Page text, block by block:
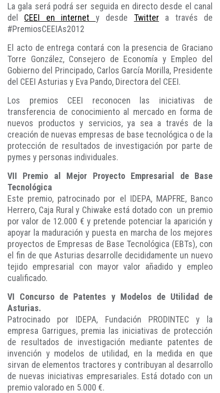
La gala será podrá ser seguida en directo desde el canal
del CEEI en internet y desde Twitter a través de
#PremiosCEEIAs2012
El acto de entrega contará con la presencia de Graciano
Torre González, Consejero de Economía y Empleo del
Gobierno del Principado, Carlos García Morilla, Presidente
del CEEI Asturias y Eva Pando, Directora del CEEI.
Los premios CEEI reconocen las iniciativas de
transferencia de conocimiento al mercado en forma de
nuevos productos y servicios, ya sea a través de la
creación de nuevas empresas de base tecnológica o de la
protección de resultados de investigación por parte de
pymes y personas individuales.
VII Premio al Mejor Proyecto Empresarial de Base
Tecnológica
Este premio, patrocinado por el IDEPA, MAPFRE, Banco
Herrero, Caja Rural y Chiwake está dotado con un premio
por valor de 12.000 € y pretende potenciar la aparición y
apoyar la maduración y puesta en marcha de los mejores
proyectos de Empresas de Base Tecnológica (EBTs), con
el fin de que Asturias desarrolle decididamente un nuevo
tejido empresarial con mayor valor añadido y empleo
cualificado.
VI Concurso de Patentes y Modelos de Utilidad de
Asturias.
Patrocinado por IDEPA, Fundación PRODINTEC y la
empresa Garrigues, premia las iniciativas de protección
de resultados de investigación mediante patentes de
invención y modelos de utilidad, en la medida en que
sirvan de elementos tractores y contribuyan al desarrollo
de nuevas iniciativas empresariales. Está dotado con un
premio valorado en 5.000 €.